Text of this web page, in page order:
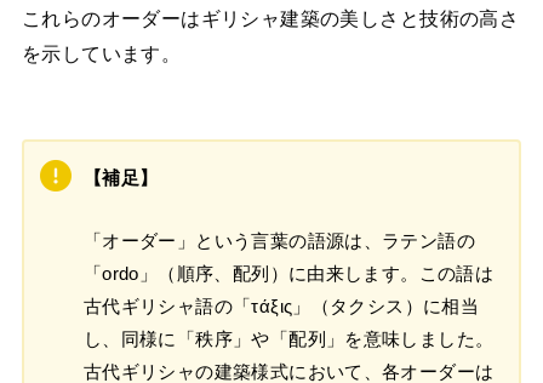
これらのオーダーはギリシャ建築の美しさと技術の高さ
を示しています。
【補足】
「オーダー」という言葉の語源は、ラテン語の
「ordo」（順序、配列）に由来します。この語は
古代ギリシャ語の「τάξις」（タクシス）に相当
し、同様に「秩序」や「配列」を意味しました。
古代ギリシャの建築様式において、各オーダーは